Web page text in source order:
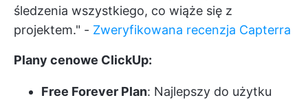
śledzenia wszystkiego, co wiąże się z
projektem." - Zweryfikowana recenzja Capterra
Plany cenowe ClickUp:
Free Forever Plan: Najlepszy do użytku